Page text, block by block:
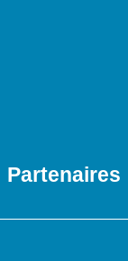
Partenaires